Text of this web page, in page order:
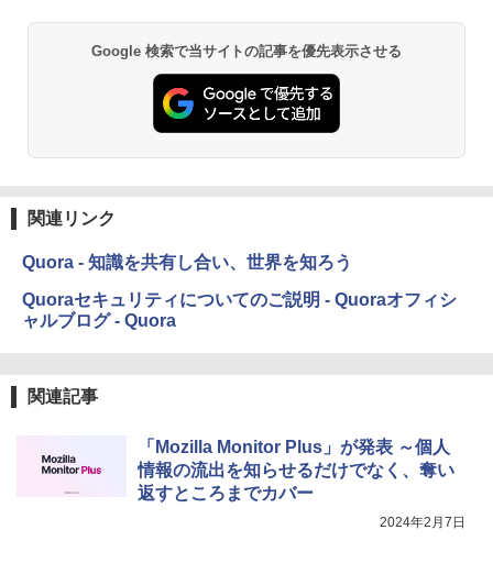
ブラック
Amazon Kindle Paperwhite (16GB) 7イ
Amazon Kindle Colorsoft | 16GBストレ
ージ、防水、7インチカラーディスプレ
New Amazon Kindle Scribe Colorsoft |
11インチカラーディスプレイ、64GBスト
レージ、ノート機能搭載、明るさ自動調
整、色調調節ライト、プレミアムペン付
Google 検索で当サイトの記事を優先表示させる
関連リンク
Quora - 知識を共有し合い、世界を知ろう
Quoraセキュリティについてのご説明 - Quoraオフィシ
ャルブログ - Quora
関連記事
「Mozilla Monitor Plus」が発表 ～個人
情報の流出を知らせるだけでなく、奪い
返すところまでカバー
2024年2月7日